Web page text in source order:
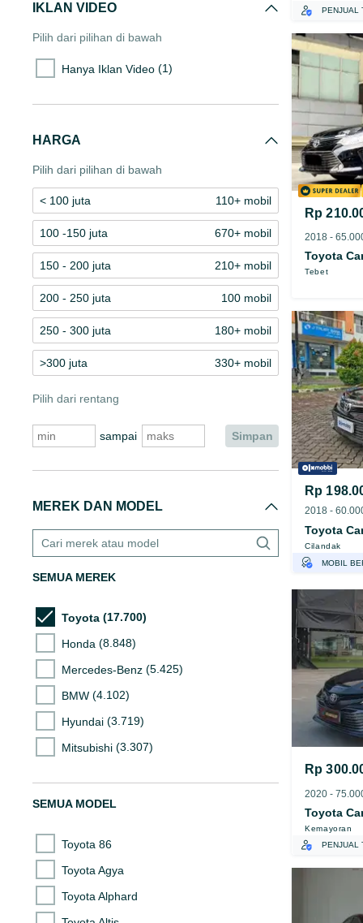
IKLAN VIDEO
Pilih dari pilihan di bawah
Hanya Iklan Video (1)
HARGA
Pilih dari pilihan di bawah
< 100 juta 110+ mobil
100 -150 juta 670+ mobil
150 - 200 juta 210+ mobil
200 - 250 juta 100 mobil
250 - 300 juta 180+ mobil
>300 juta 330+ mobil
Pilih dari rentang
sampai simpan
MEREK DAN MODEL
SEMUA MEREK
Toyota (17.700)
Honda (8.848)
Mercedes-Benz (5.425)
BMW (4.102)
Hyundai (3.719)
Mitsubishi (3.307)
Suzuki (2.595)
SEMUA MODEL
Toyota 86
Toyota Agya
Toyota Alphard
PENJUAL
Rp
Toyota
Tebet
Rp
Toyota
Cilandak
MOBIL
GRATIS
Rp
Toyota
Kemayoran
PENJUAL